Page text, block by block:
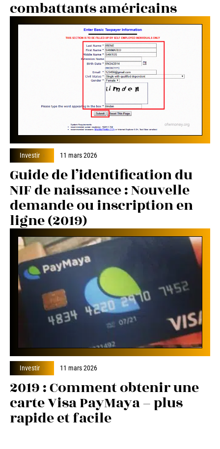
combattants américains
Investir 11 mars 2026
Guide de l’identification du
NIF de naissance : Nouvelle
demande ou inscription en
ligne (2019)
Investir 11 mars 2026
2019 : Comment obtenir une
carte Visa PayMaya – plus
rapide et facile